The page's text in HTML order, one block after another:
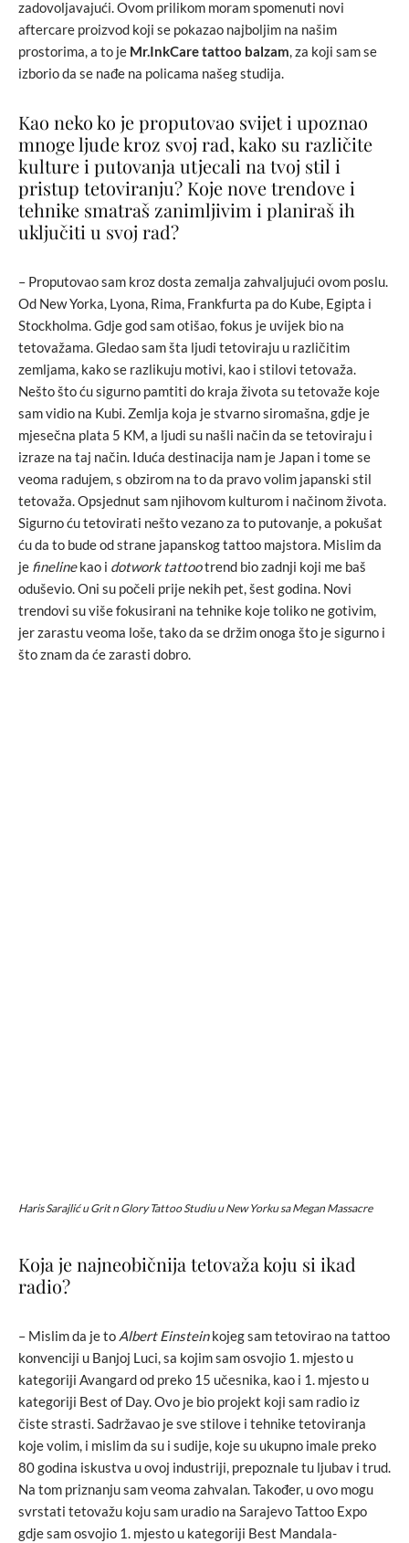
zadovoljavajući. Ovom prilikom moram spomenuti novi
aftercare proizvod koji se pokazao najboljim na našim
prostorima, a to je Mr.InkCare tattoo balzam, za koji sam se
izborio da se nađe na policama našeg studija.
Kao neko ko je proputovao svijet i upoznao
mnoge ljude kroz svoj rad, kako su različite
kulture i putovanja utjecali na tvoj stil i
pristup tetoviranju? Koje nove trendove i
tehnike smatraš zanimljivim i planiraš ih
uključiti u svoj rad?
– Proputovao sam kroz dosta zemalja zahvaljujući ovom poslu.
Od New Yorka, Lyona, Rima, Frankfurta pa do Kube, Egipta i
Stockholma. Gdje god sam otišao, fokus je uvijek bio na
tetovažama. Gledao sam šta ljudi tetoviraju u različitim
zemljama, kako se razlikuju motivi, kao i stilovi tetovaža.
Nešto što ću sigurno pamtiti do kraja života su tetovaže koje
sam vidio na Kubi. Zemlja koja je stvarno siromašna, gdje je
mjesečna plata 5 KM, a ljudi su našli način da se tetoviraju i
izraze na taj način. Iduća destinacija nam je Japan i tome se
veoma radujem, s obzirom na to da pravo volim japanski stil
tetovaža. Opsjednut sam njihovom kulturom i načinom života.
Sigurno ću tetovirati nešto vezano za to putovanje, a pokušat
ću da to bude od strane japanskog tattoo majstora. Mislim da
je finelinekao i dotwork tattootrend bio zadnji koji me baš
oduševio. Oni su počeli prije nekih pet, šest godina. Novi
trendovi su više fokusirani na tehnike koje toliko ne gotivim,
jer zarastu veoma loše, tako da se držim onoga što je sigurno i
što znam da će zarasti dobro.
Haris Sarajlić u Grit n Glory Tattoo Studiu u New Yorku sa Megan Massacre
Koja je najneobičnija tetovaža koju si ikad
radio?
– Mislim da je to Albert Einsteinkojeg sam tetovirao na tattoo
konvenciji u Banjoj Luci, sa kojim sam osvojio 1. mjesto u
kategoriji Avangard od preko 15 učesnika, kao i 1. mjesto u
kategoriji Best of Day. Ovo je bio projekt koji sam radio iz
čiste strasti. Sadržavao je sve stilove i tehnike tetoviranja
koje volim, i mislim da su i sudije, koje su ukupno imale preko
80 godina iskustva u ovoj industriji, prepoznale tu ljubav i trud.
Na tom priznanju sam veoma zahvalan. Također, u ovo mogu
svrstati tetovažu koju sam uradio na Sarajevo Tattoo Expo
gdje sam osvojio 1. mjesto u kategoriji Best Mandala-